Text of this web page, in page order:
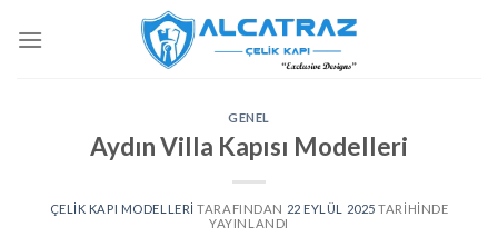
atla
GENEL
Aydın Villa Kapısı Modelleri
ÇELIK KAPI MODELLERI TARAFINDAN 22 EYLÜL 2025 TARIHINDE
YAYINLANDI